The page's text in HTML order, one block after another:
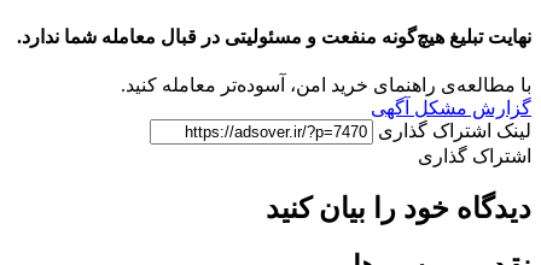
نهایت تبلیغ هیچ‌گونه منفعت و مسئولیتی در قبال معامله شما ندارد.
با مطالعه‌ی راهنمای خرید امن، آسوده‌تر معامله کنید.
گزارش مشکل آگهی
لینک اشتراک گذاری
اشتراک گذاری
دیدگاه خود را بیان کنید